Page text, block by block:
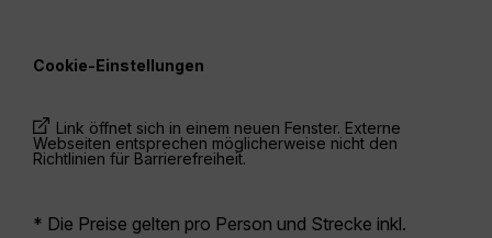
Cookie-Einstellungen
Link öffnet sich in einem neuen Fenster. Externe
Webseiten entsprechen möglicherweise nicht den
Richtlinien für Barrierefreiheit.
* Die Preise gelten pro Person und Strecke inkl.